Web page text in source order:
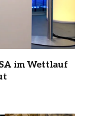
im Wettlauf